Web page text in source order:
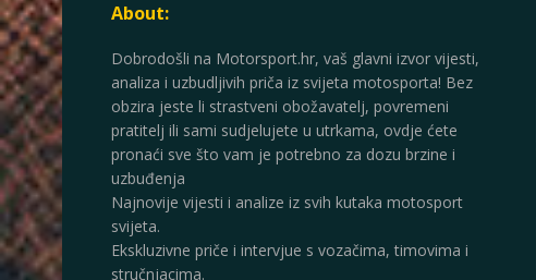
About:
Dobrodošli na Motorsport.hr, vaš glavni izvor vijesti,
analiza i uzbudljivih priča iz svijeta motosporta! Bez
obzira jeste li strastveni obožavatelj, povremeni
pratitelj ili sami sudjelujete u utrkama, ovdje ćete
pronaći sve što vam je potrebno za dozu brzine i
uzbuđenja
Najnovije vijesti i analize iz svih kutaka motosport
svijeta.
Ekskluzivne priče i intervjue s vozačima, timovima i
stručnjacima.